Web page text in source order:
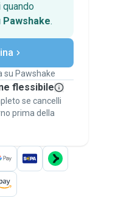
.
piani
messaggio al
laGaranzia
su Pawshake
flessibile
se cancelli
prima della